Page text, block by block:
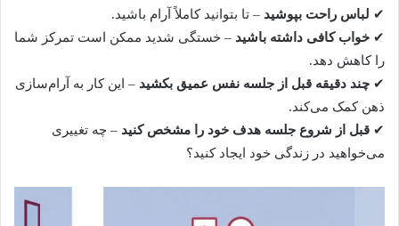
✔ لباس راحت بپوشید – تا بتوانید کاملاً آرام باشید.
✔ خواب کافی داشته باشید – خستگی شدید ممکن است تمرکز شما
را کاهش دهد.
✔ چند دقیقه قبل از جلسه نفس عمیق بکشید – این کار به آرام‌سازی
ذهن کمک می‌کند.
✔ قبل از شروع جلسه هدف خود را مشخص کنید – چه تغییری
می‌خواهید در زندگی خود ایجاد کنید؟